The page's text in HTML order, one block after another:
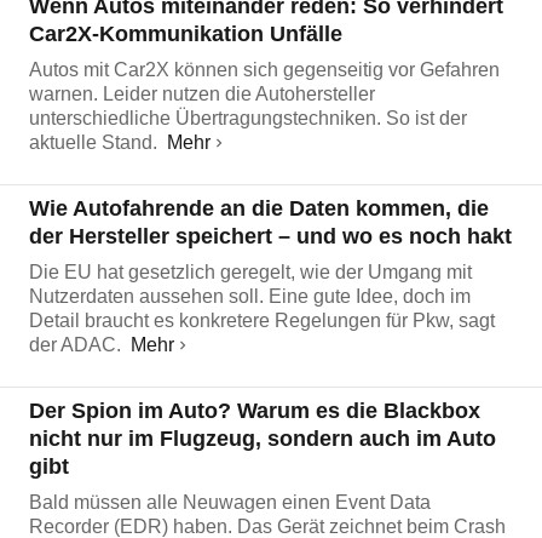
Wenn Autos miteinander reden: So verhindert
Car2X-Kommunikation Unfälle
Autos mit Car2X können sich gegenseitig vor Gefahren
warnen. Leider nutzen die Autohersteller
unterschiedliche Übertragungstechniken. So ist der
aktuelle Stand.
Mehr
Wie Autofahrende an die Daten kommen, die
der Hersteller speichert – und wo es noch hakt
Die EU hat gesetzlich geregelt, wie der Umgang mit
Nutzerdaten aussehen soll. Eine gute Idee, doch im
Detail braucht es konkretere Regelungen für Pkw, sagt
der ADAC.
Mehr
Der Spion im Auto? Warum es die Blackbox
nicht nur im Flugzeug, sondern auch im Auto
gibt
Bald müssen alle Neuwagen einen Event Data
Recorder (EDR) haben. Das Gerät zeichnet beim Crash